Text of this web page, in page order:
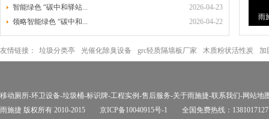
2026-04-23
智能绿色 “碳中和驿站...
2026-04-22
领略智能绿色 “碳中和...
雨
环
友情链接：
垃圾分类亭 光催化除臭设备 grc轻质隔墙板厂家 木质粉状活性炭 加
移动厕所-环卫设备-垃圾桶-标识牌-工程实例-售后服务-关于雨施捷-联系我们-网站地
雨施捷 版权所有 2010-2015 京ICP备10040915号-1 全国免费热线：